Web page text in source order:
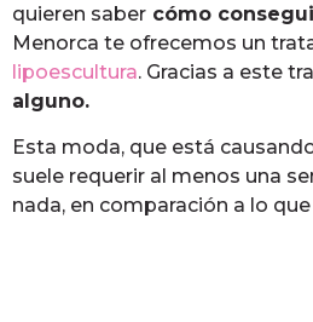
quieren saber cómo
Menorca te ofrecemos un
lipoescultura. Gracias a este
alguno.
Esta moda, que está
suele requerir al menos una
nada, en comparación a lo